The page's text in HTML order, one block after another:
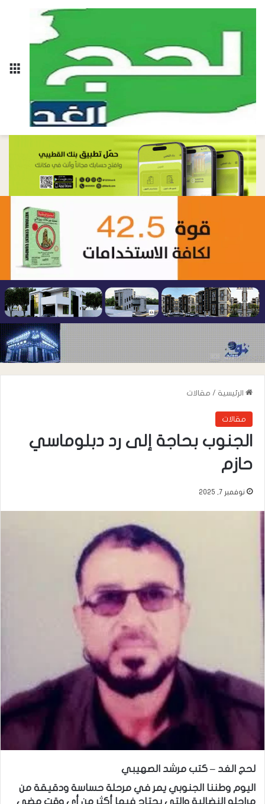
الرئيسية / مقالات
مقالات
الجنوب بحاجة إلى رد دبلوماسي
حازم
نوفمبر 7, 2025
لحج الغد – كتب مرشد الصهيبي
اليوم وطننا الجنوبي يمر في مرحلة حساسة ودقيقة من
مراحله النضالية والتي يحتاج فيها أكثر من أي وقت مضى